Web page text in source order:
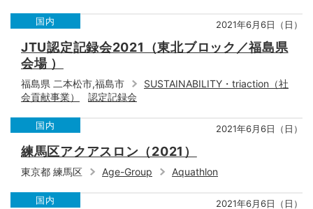
国内 2021年6月6日（日）
JTU認定記録会2021（東北ブロック／福島県
会場 ）
福島県 二本松市,福島市
SUSTAINABILITY・triaction（社
会貢献事業）
認定記録会
国内 2021年6月6日（日）
練馬区アクアスロン（2021）
東京都 練馬区 Age-Group Aquathlon
国内 2021年6月6日（日）